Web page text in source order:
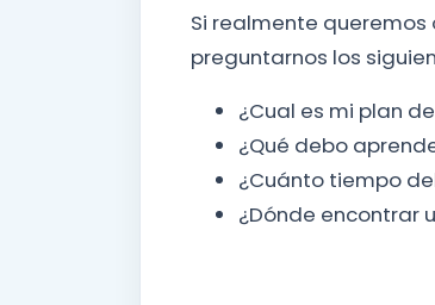
Si realmente
preguntarnos los
¿Cual es mi plan
¿Qué debo
¿Cuánto tiempo
¿Dónde encontrar